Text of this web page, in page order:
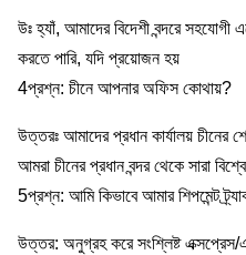
উঃ হ্যাঁ, আমাদের বিদেশী বন্দরে
করতে পারি, যদি প্রয়োজন হয়
4প্রশ্ন: চীনে আপনার অফিস কোথায়?
উত্তরঃ আমাদের প্রধান কার্যালয় চীনের
আমরা চীনের প্রধান বন্দর থেকে সারা
5প্রশ্ন: আমি কিভাবে আমার শিপমেন্ট
উত্তর: অনুগ্রহ করে সংশ্লিষ্ট এক্সপ্রেস/